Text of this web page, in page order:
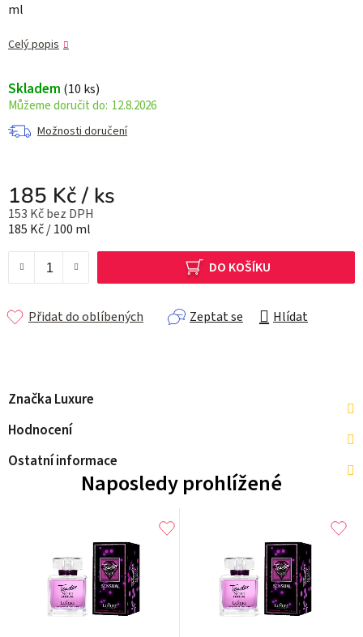
ml
Celý popis
Skladem (10 ks)
12.8.2026
Možnosti doručení
185 Kč/ ks
153 Kč bez DPH
Měrná cena:
185 Kč / 100 ml
DO KOŠÍKU
Zeptat se Hlídat
Přidat do oblíbených
Značka Luxure
Hodnocení
Ostatní informace
Naposledy prohlížené